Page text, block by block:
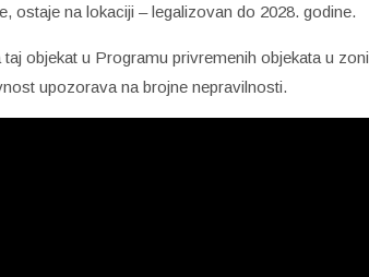
ostaje na lokaciji – legalizovan do 2028. godine.
objekat u Programu privremenih objekata u zoni
upozorava na brojne nepravilnosti.